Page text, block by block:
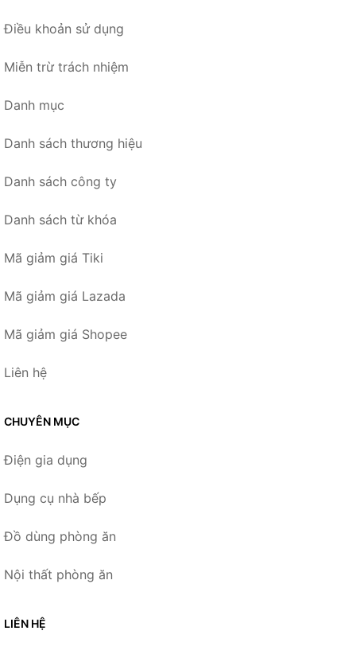
Điều khoản sử dụng
Miễn trừ trách nhiệm
Danh mục
Danh sách thương hiệu
Danh sách công ty
Danh sách từ khóa
Mã giảm giá Tiki
Mã giảm giá Lazada
Mã giảm giá Shopee
Liên hệ
CHUYÊN MỤC
Điện gia dụng
Dụng cụ nhà bếp
Đồ dùng phòng ăn
Nội thất phòng ăn
LIÊN HỆ